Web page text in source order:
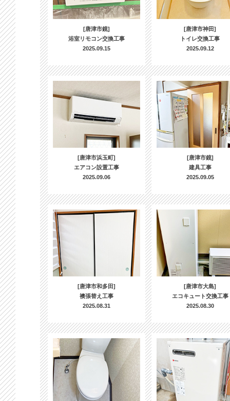
[唐津市鏡]
浴室リモコン交換工事
2025.09.15
[唐津市神田]
トイレ交換工事
2025.09.12
[唐津市浜玉町]
エアコン設置工事
2025.09.06
[唐津市鏡]
建具工事
2025.09.05
[唐津市和多田]
襖張替え工事
2025.08.31
[唐津市大島]
エコキュート交換工事
2025.08.30